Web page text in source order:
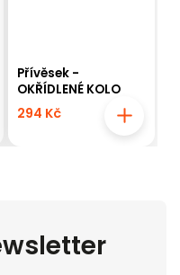
Přívěsek -
OKŘÍDLENÉ KOLO
294 Kč